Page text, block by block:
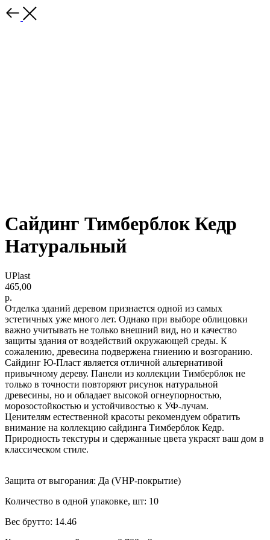
Сайдинг Тимберблок Кедр
Натуральный
UPlast
465,00
р.
Отделка зданий деревом признается одной из самых
эстетичных уже много лет. Однако при выборе облицовки
важно учитывать не только внешний вид, но и качество
защиты здания от воздействий окружающей среды. К
сожалению, древесина подвержена гниению и возгоранию.
Сайдинг Ю-Пласт является отличной альтернативой
привычному дереву. Панели из коллекции Тимберблок не
только в точности повторяют рисунок натуральной
древесины, но и обладает высокой огнеупорностью,
морозостойкостью и устойчивостью к УФ-лучам.
Ценителям естественной красоты рекомендуем обратить
внимание на коллекцию сайдинга Тимберблок Кедр.
Природность текстуры и сдержанные цвета украсят ваш дом в
классическом стиле.
Защита от выгорания: Да (VHP-покрытие)
Количество в одной упаковке, шт: 10
Вес брутто: 14.46